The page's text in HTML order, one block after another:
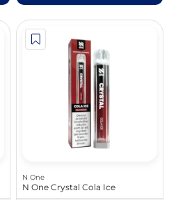
N One
N One Crystal Cola Ice